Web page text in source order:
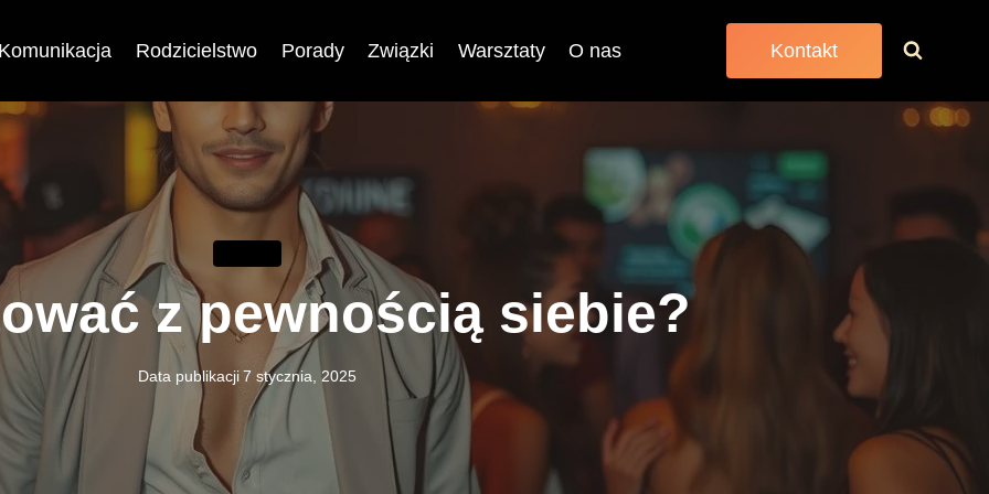
Komunikacja Rodzicielstwo Porady Związki Warsztaty O nas Kontakt
z pewnością siebie?
Data publikacji 7 stycznia, 2025